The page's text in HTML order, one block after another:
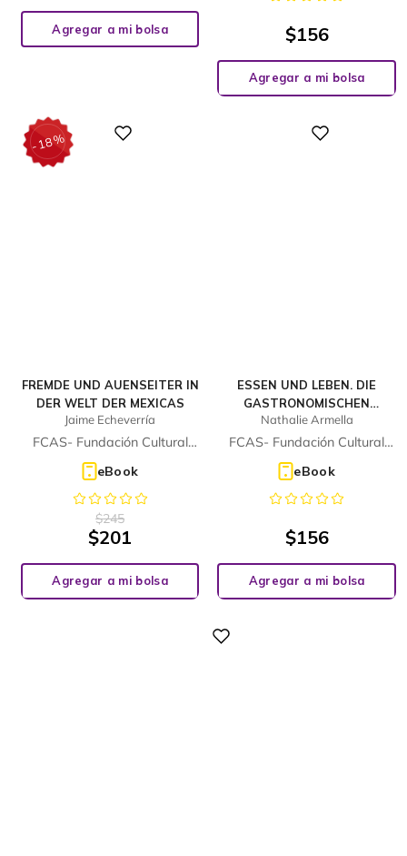
Agregar a mi bolsa $156
Agregar a mi bolsa
FREMDE UND AUENSEITER IN
DER WELT DER MEXICAS
Jaime Echeverría
FCAS- Fundación Cultural
Armella Spitalier
eBook
-18%
$245
$201
Agregar a mi bolsa
ESSEN UND LEBEN. DIE
GASTRONOMISCHEN
WURZELN MEXIKOS
Nathalie Armella
FCAS- Fundación Cultural
Armella Spitalier
eBook
$156
Agregar a mi bolsa